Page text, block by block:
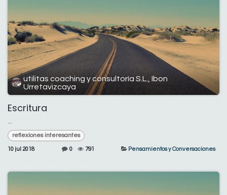
utilitas coaching y consultoría S.L., Ibon
Urretavizcaya
Escritura
...
reflexiones interesantes
10 jul 2018 0 791 Pensamientos y Conversaciones